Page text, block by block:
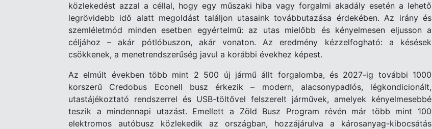
közlekedést azzal a céllal, hogy egy műszaki hiba vagy forgalmi akadály esetén a lehető
legrövidebb idő alatt megoldást találjon utasaink továbbutazása érdekében. Az irány és
szemléletmód minden esetben egyértelmű: az utas mielőbb és kényelmesen eljusson a
céljához – akár pótlóbuszon, akár vonaton. Az eredmény kézzelfogható: a késések
csökkenek, a menetrendszerűség javul a korábbi évekhez képest.
Az elmúlt években több mint 2 500 új jármű állt forgalomba, és 2027-ig további 1000
korszerű Credobus Econell busz érkezik – modern, alacsonypadlós, légkondicionált,
utastájékoztató rendszerrel és USB-töltővel felszerelt járművek, amelyek kényelmesebbé
teszik a mindennapi utazást. Emellett a Zöld Busz Program révén már több mint 100
elektromos autóbusz közlekedik az országban, hozzájárulva a károsanyag-kibocsátás